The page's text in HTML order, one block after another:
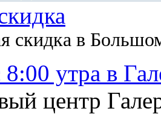
скидка в
8:00 утра в
центр